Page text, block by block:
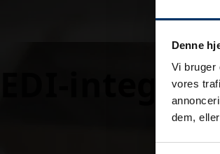
Denne
Vi bruger
vores
dem,
EDI-